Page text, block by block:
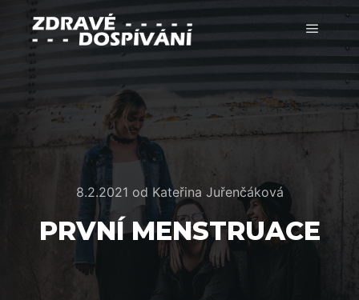
8.2.2021 od Kateřina Juřenčáková
PRVNÍ MENSTRUACE